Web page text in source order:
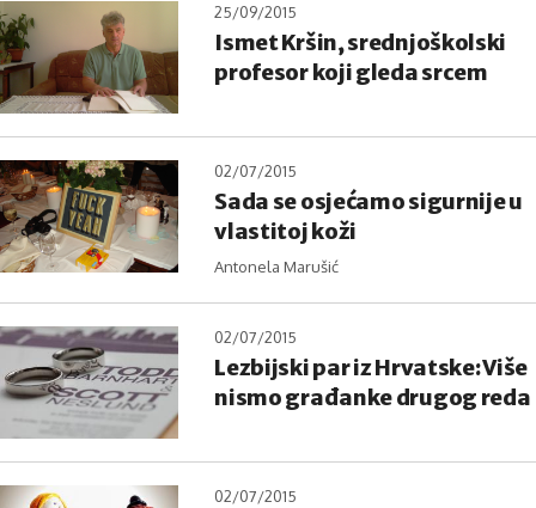
25/09/2015
Ismet Kršin, srednjoškolski
profesor koji gleda srcem
02/07/2015
Sada se osjećamo sigurnije u
vlastitoj koži
Antonela Marušić
02/07/2015
Lezbijski par iz Hrvatske: Više
nismo građanke drugog reda
02/07/2015